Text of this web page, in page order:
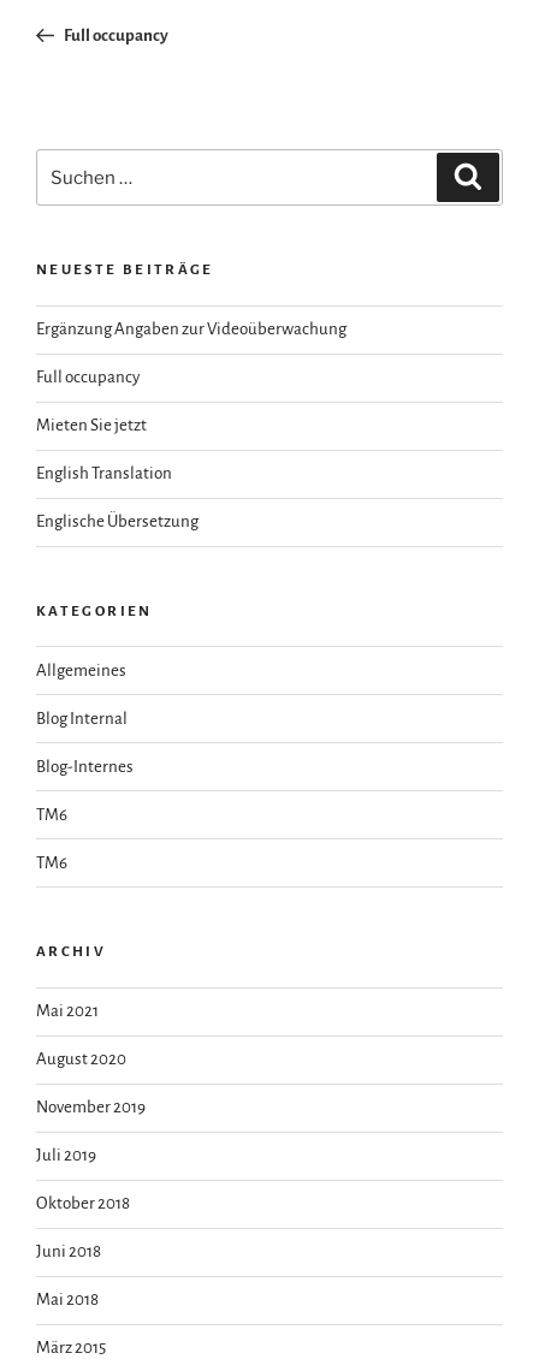
Full occupancy
nach:
NEUESTE BEITRÄGE
Ergänzung Angaben zur Videoüberwachung
Full occupancy
Mieten Sie jetzt
English Translation
Englische Übersetzung
KATEGORIEN
Allgemeines
Blog Internal
Blog-Internes
TM6
TM6
ARCHIV
Mai 2021
August 2020
November 2019
Juli 2019
Oktober 2018
Juni 2018
Mai 2018
März 2015